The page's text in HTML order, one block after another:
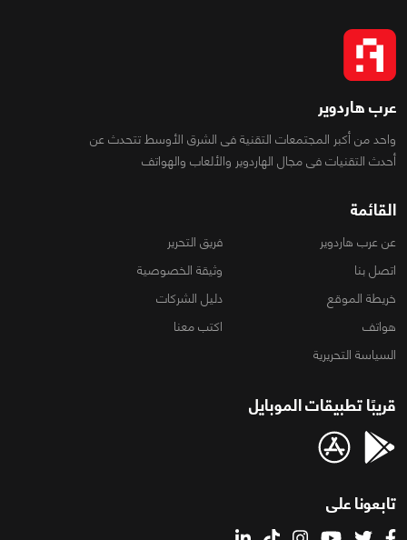
عرب هاردوير
واحد من أكبر المجتمعات التقنية فى الشرق الأوسط تتحدث عن
أحدث التقنيات فى مجال الهاردوير والألعاب والهواتف
القائمة
عن عرب هاردوير
فريق التحرير
اتصل بنا
وثيقة الخصوصية
خريطة الموقع
دليل الشركات
هواتف
اكتب معنا
السياسة التحريرية
قريبًا تطبيقات الموبايل
تابعونا على